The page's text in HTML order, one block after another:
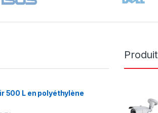
500 L en polyéthylène